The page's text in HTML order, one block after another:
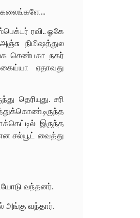
ரவி.. ஓகே
நிமிஷத்துல
செண்பகா நகர்
ஏதாவது
தெரியுது. சரி
இருந்த
சல்யூட் வைத்து
வந்தனர்.
அங்கு வந்தார்.